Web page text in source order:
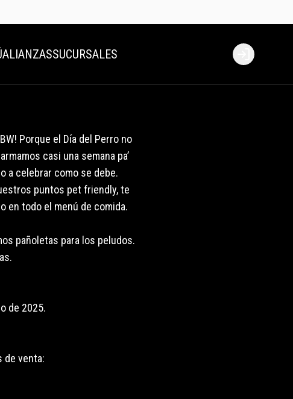
ALIANZASSUCURSALES Login
Porque el Día del Perro no
casi una semana pa’
a celebrar como se debe.
puntos pet friendly, te
en todo el menú de comida.
pañoletas para los peludos.
de 2025.
de venta: